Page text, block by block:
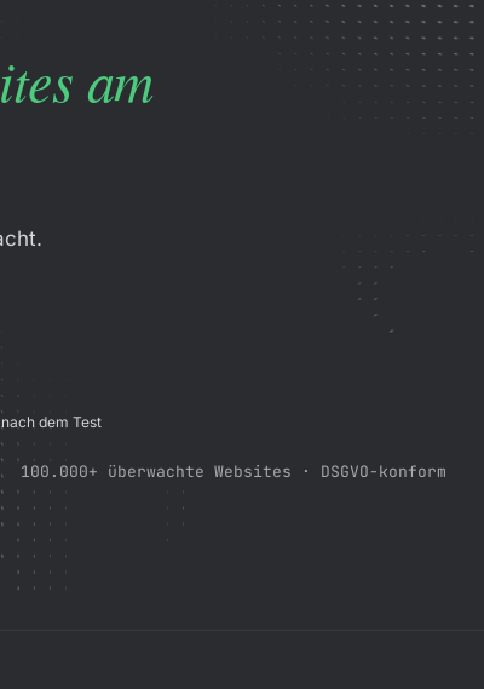
am
dem Test
100.000+ überwachte Websites · DSGVO-konform